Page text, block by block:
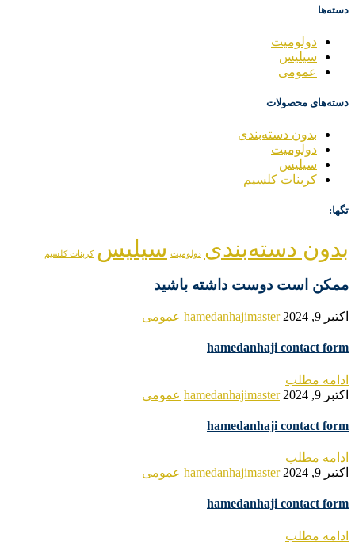
دسته‌ها
دولومیت
سیلیس
عمومی
دسته‌های محصولات
بدون دسته‌بندی
دولومیت
سیلیس
کربنات کلسیم
تگها:
بدون دسته‌بندی دولومیت سیلیس کربنات کلسیم
ممکن است دوست داشته باشید
اکتبر 9, 2024 hamedanhajimaster عمومی
hamedanhaji contact form
ادامه مطلب
اکتبر 9, 2024
hamedanhajimaster عمومی
hamedanhaji contact form
ادامه مطلب
اکتبر 9, 2024
hamedanhajimaster عمومی
hamedanhaji contact form
ادامه مطلب